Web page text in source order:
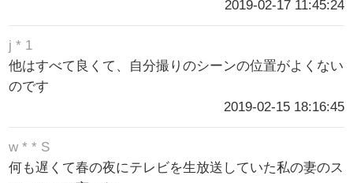
2019-02-17 11:45:24
j * 1
他はすべて良くて、自分撮りのシーンの位置がよくない
のです
2019-02-15 18:16:45
w * * S
何も遅くて春の夜にテレビを生放送していた私の妻のス